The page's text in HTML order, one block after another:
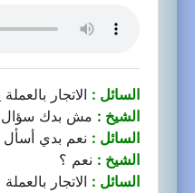
السائل : الاتجار
الشيخ : مش بدك
السائل : نعم بدي أسأل
الشيخ : نعم ؟
السائل : الاتجار